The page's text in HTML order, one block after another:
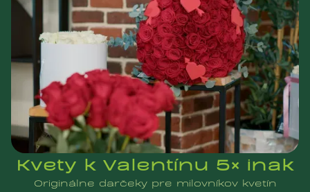
Kvety k Valentínu 5× inak
Originálne darčeky pre milovníkov kvetín